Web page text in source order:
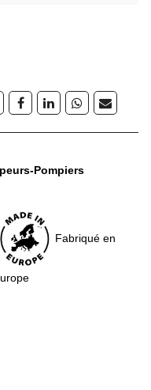
Pompiers
Fabriqué en